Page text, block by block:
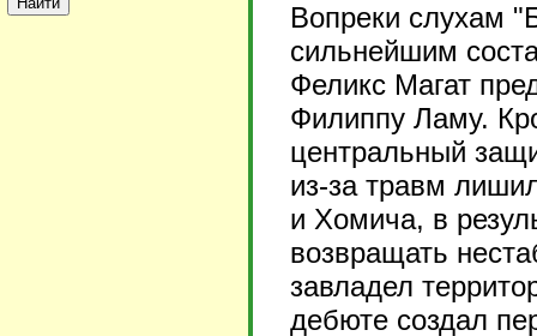
Вопреки слухам
сильнейшим
Феликс Магат
Филиппу Ламу.
центральный
из-за травм
и Хомича, в
возвращать
завладел
дебюте создал